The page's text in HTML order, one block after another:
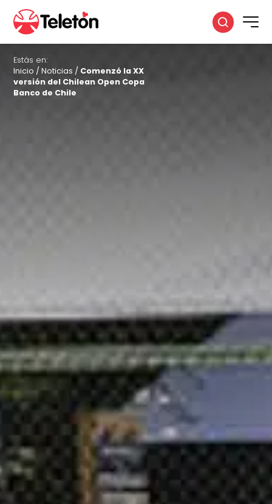
Estás en:
Inicio /Noticias / Comenzó la XX
versión del Chilean Open Copa
Banco de Chile